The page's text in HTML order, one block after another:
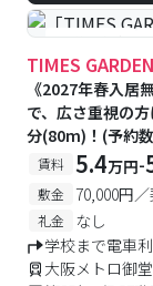
#予約受付中
TIMES GARDEN
《2027年春入居
で、広さ重視の
分(80m)！(予約
賃料 5.4万円-
敷金 70,000円
礼金
なし
学校まで電車
大阪メトロ御